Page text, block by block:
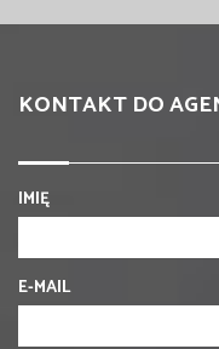
KONTAKT DO
IMIĘ
E-MAIL